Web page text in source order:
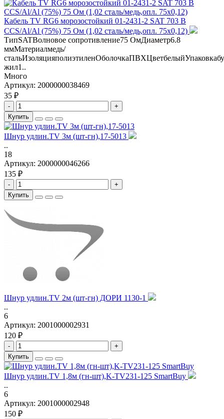
Кабель TV RG6 морозостойкий 01-2431-2 SAT 703 B
CCS/Al/Al (75%) 75 Ом (1,02 сталь/медь,опл. 75x0,12)
ТипSATВолновое сопротивление75 ОмДиаметр6.8
ммМатериалмедь/
жил1..
Много
Артикул: 2000000038469
35 ₽
-
+
Купить
Шнур удлин.TV 3м (шт-гн),17-5013
..
18
Артикул: 2000000046266
135 ₽
-
+
Купить
Шнур удлин.TV 2м (шт-гн) ДОРИ 1130-1
..
6
Артикул: 2001000002931
120 ₽
-
+
Купить
Шнур удлин.TV 1,8м (гн-шт),K-TV231-125 SmartBuy
..
6
Артикул: 2001000002948
150 ₽